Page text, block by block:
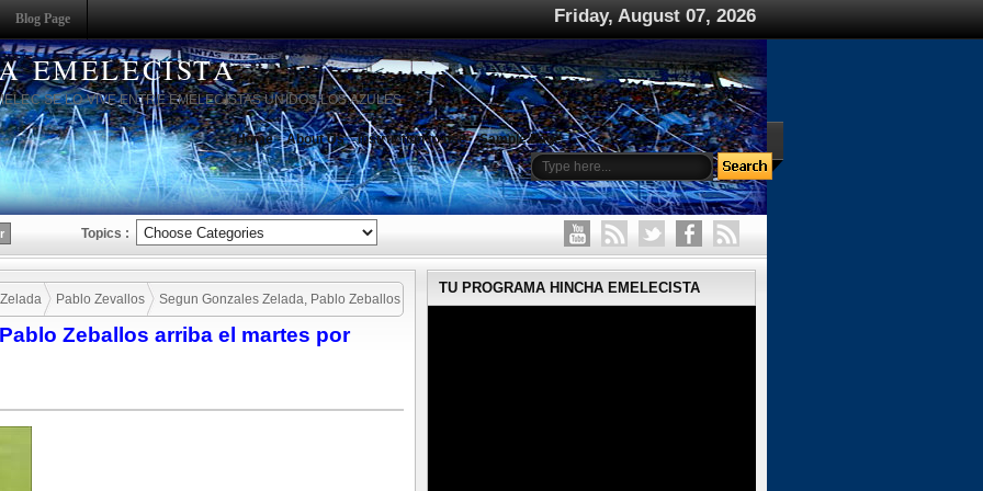
Blog Page Friday, August 07, 2026
EMELECISTA
SE LO VIVE ENTRE EMELECISTAS UNIDOS LOS AZULES
Home About Us Instruction to use Sample Page
Topics :
Pablo Zevallos Segun Gonzales Zelada, Pablo Zeballos
Zeballos arriba el martes por
TU PROGRAMA HINCHA EMELECISTA